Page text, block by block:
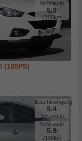
Verbrauch
5.9
l/100km
(185PS)
Beschleunigung
9.4
Sekunden
Verbrauch
5.9
l/100km